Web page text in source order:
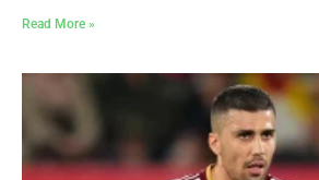
Read More »